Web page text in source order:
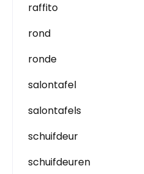
raffito
rond
ronde
salontafel
salontafels
schuifdeur
schuifdeuren